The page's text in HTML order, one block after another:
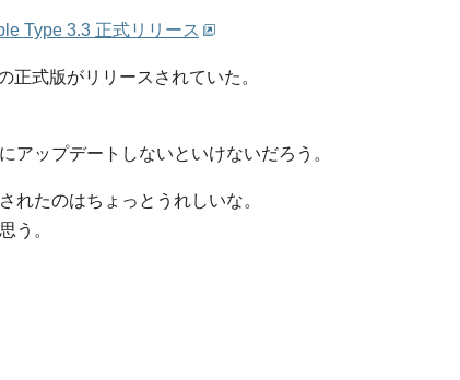
Type 3.3 正式リリース
正式版がリリースされていた。
アップデートしないといけないだろう。
れたのはちょっとうれしいな。
う。